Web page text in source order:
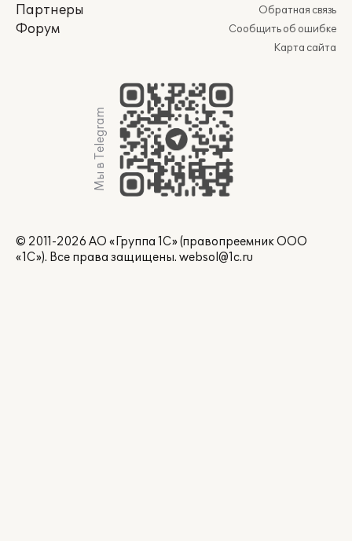
Партнеры
Форум
Обратная связь
Сообщить об ошибке
Карта сайта
Мы в Telegram
© 2011-2026 АО «Группа 1С» (правопреемник ООО
«1С»). Все права защищены. websol@1c.ru